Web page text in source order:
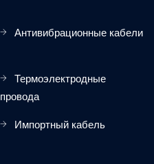
Антивибрационные кабели
Термоэлектродные
провода
Импортный кабель